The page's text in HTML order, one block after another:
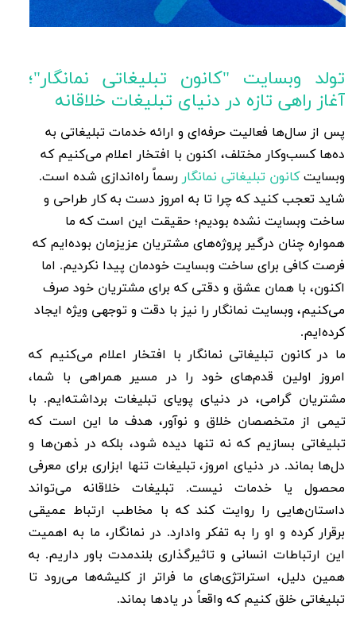
تولد وبسایت "کانون تبلیغاتی نمانگار"؛
آغاز راهی تازه در دنیای تبلیغات خلاقانه
پس از سال‌ها فعالیت حرفه‌ای و ارائه خدمات تبلیغاتی به
ده‌ها کسب‌وکار مختلف، اکنون با افتخار اعلام می‌کنیم که
وبسایتکانون تبلیغاتی نمانگار رسماً راه‌اندازی شده است.
شاید تعجب کنید که چرا تا به امروز دست به کار طراحی و
ساخت وبسایت نشده بودیم؛ حقیقت این است که ما
همواره چنان درگیر پروژه‌های مشتریان عزیزمان بوده‌ایم که
فرصت کافی برای ساخت وبسایت خودمان پیدا نکردیم. اما
اکنون، با همان عشق و دقتی که برای مشتریان خود صرف
می‌کنیم، وبسایت نمانگار را نیز با دقت و توجهی ویژه ایجاد
کرده‌ایم.
ما در کانون تبلیغاتی نمانگار با افتخار اعلام می‌کنیم که
امروز اولین قدم‌های خود را در مسیر همراهی با شما،
مشتریان گرامی، در دنیای پویای تبلیغات برداشته‌ایم. با
تیمی از متخصصان خلاق و نوآور، هدف ما این است که
تبلیغاتی بسازیم که نه تنها دیده شود، بلکه در ذهن‌ها و
دل‌ها بماند. در دنیای امروز، تبلیغات تنها ابزاری برای معرفی
محصول یا خدمات نیست. تبلیغات خلاقانه می‌تواند
داستان‌هایی را روایت کند که با مخاطب ارتباط عمیقی
برقرار کرده و او را به تفکر وادارد. در نمانگار، ما به اهمیت
این ارتباطات انسانی و تاثیرگذاری بلندمدت باور داریم. به
همین دلیل، استراتژی‌های ما فراتر از کلیشه‌ها می‌رود تا
تبلیغاتی خلق کنیم که واقعاً در یادها بماند.